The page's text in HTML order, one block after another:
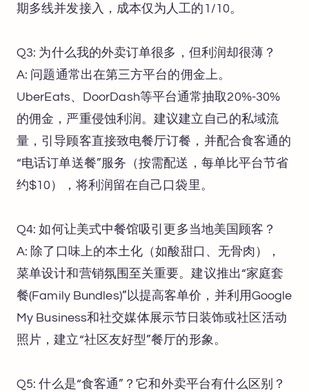
期多线并发接入，成本仅为人工的1/10。
Q3: 为什么我的外卖订单很多，但利润却很薄？
A: 问题通常出在第三方平台的佣金上。
UberEats、DoorDash等平台通常抽取20%-30%
的佣金，严重侵蚀利润。建议建立自己的私域流
量，引导顾客直接致电餐厅订餐，并配合食客通的
“电话订单送餐”服务（按需配送，每单比平台节省
约$10），将利润留在自己口袋里。
Q4: 如何让美式中餐馆吸引更多当地美国顾客？
A: 除了口味上的本土化（如酸甜口、无骨肉），
菜单设计和营销氛围至关重要。建议推出“家庭套
餐(Family Bundles)”以提高客单价，并利用Google
My Business和社交媒体展示节日装饰或社区活动
照片，建立“社区友好型”餐厅的形象。
Q5: 什么是“食客通”？它和外卖平台有什么区别？